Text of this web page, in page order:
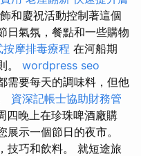
和慶祝活動控制著這個
日氣氛，餐點和一些購物
按摩排毒療程 在河船期
。 wordpress seo
需要每天的調味料，但他
資深記帳士協助財務管
四晚上在珍珠啤酒廠購
示一個節日的夜市。
技巧和飲料。 就短途旅